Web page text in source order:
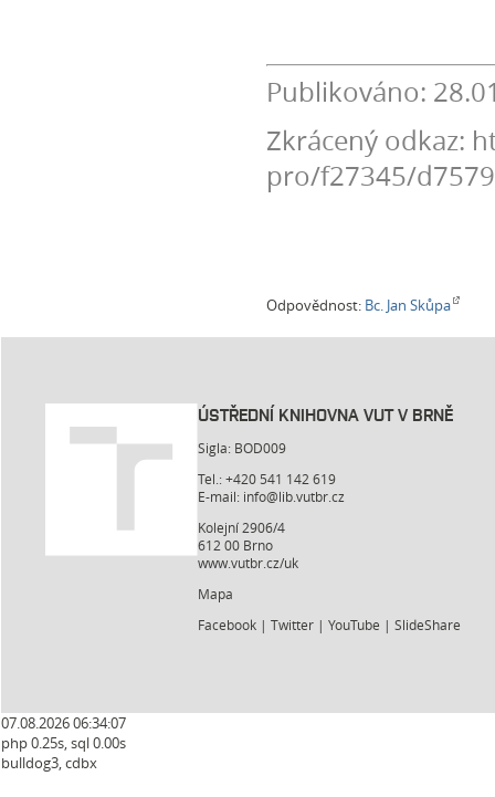
Publikováno:
Zkrácený odkaz:
pro/f27345/
Odpovědnost: Bc. Jan Skůpa
ÚSTŘEDNÍ KNIHOVNA VUT V BRNĚ
Sigla: BOD009
Tel.: +420 541 142 619
E-mail: info@lib.vutbr.cz
Kolejní 2906/4
612 00 Brno
www.vutbr.cz/uk
Mapa
Facebook |Twitter |YouTube |SlideShare
07.08.2026 06:34:07
php 0.25s, sql 0.00s
bulldog3, cdbx